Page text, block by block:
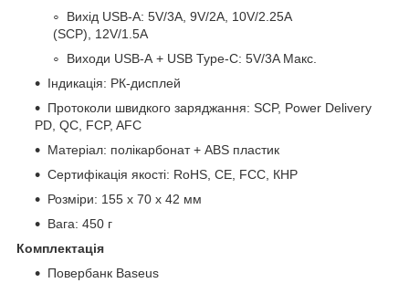
Вихід USB-А: 5V/3A, 9V/2A, 10V/2.25A
(SCP), 12V/1.5A
Виходи USB-А + USB Type-C: 5V/3A Макс.
Індикація: РК-дисплей
Протоколи швидкого заряджання: SCP, Power Delivery
PD, QC, FCP, AFC
Матеріал: полікарбонат + ABS пластик
Сертифікація якості: RoHS, CE, FCC, КНР
Розміри: 155 х 70 х 42 мм
Вага: 450 г
Комплектація
Повербанк Baseus